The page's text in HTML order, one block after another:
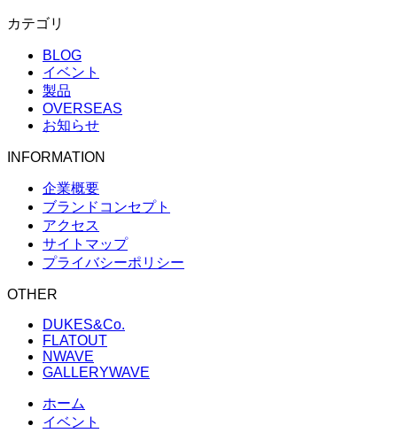
カテゴリ
BLOG
イベント
製品
OVERSEAS
お知らせ
INFORMATION
企業概要
ブランドコンセプト
アクセス
サイトマップ
プライバシーポリシー
OTHER
DUKES&Co.
FLATOUT
NWAVE
GALLERYWAVE
ホーム
イベント